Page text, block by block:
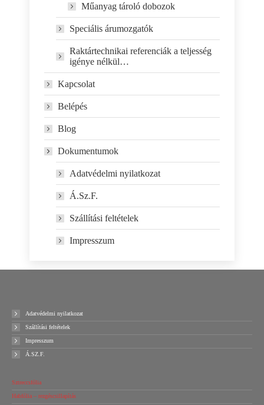
Műanyag tároló dobozok
Speciális árumozgatók
Raktártechnikai referenciák a teljesség
igénye nélkül…
Kapcsolat
Belépés
Blog
Dokumentumok
Adatvédelmi nyilatkozat
Á.Sz.F.
Szállítási feltételek
Impresszum
Adatvédelmi nyilatkozat
Szállítási feltételek
Impresszum
Á.SZ.F.
Sztreccsfólia
Habfólia – rezgéscsillapítás